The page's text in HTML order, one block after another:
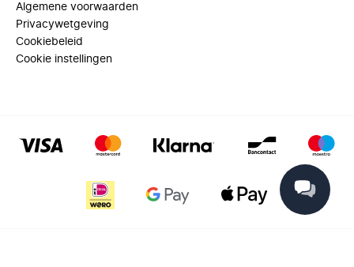
Algemene voorwaarden
Privacywetgeving
Cookiebeleid
Cookie instellingen